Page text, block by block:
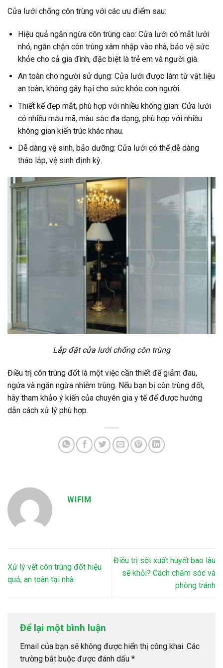
Cửa lưới chống côn trùng với các ưu điểm sau:
Hiệu quả ngăn ngừa côn trùng cao: Cửa lưới có mắt lưới
nhỏ, ngăn chặn côn trùng xâm nhập vào nhà, bảo vệ sức
khỏe cho cả gia đình, đặc biệt là trẻ em và người già.
An toàn cho người sử dụng: Cửa lưới được làm từ vật liệu
an toàn, không gây hại cho sức khỏe con người.
Thiết kế đẹp mắt, phù hợp với nhiều không gian: Cửa lưới
có nhiều mẫu mã, màu sắc đa dạng, phù hợp với nhiều
không gian kiến trúc khác nhau.
Dễ dàng vệ sinh, bảo dưỡng: Cửa lưới có thể dễ dàng
tháo lắp, vệ sinh định kỳ.
Lắp đặt cửa lưới chống côn trùng
Điều trị côn trùng đốt là một việc cần thiết để giảm đau,
ngứa và ngăn ngừa nhiễm trùng. Nếu bạn bị côn trùng đốt,
hãy tham khảo ý kiến của chuyên gia y tế để được hướng
dẫn cách xử lý phù hợp.
WIFIM
Xử lý vết côn trùng đốt hiệu
quả, an toàn tại nhà
Điều trị sốt xuất huyết bao lâu
sẽ khỏi? Cách chăm sóc và
phòng tránh
Để lại một bình luận
Email của bạn sẽ không được hiển thị công khai. Các
trường bắt buộc được đánh dấu *